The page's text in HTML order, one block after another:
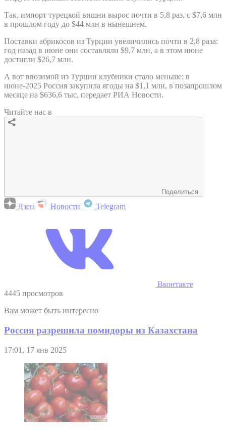
Так, импорт турецкой вишни вырос почти в 5,8 раз, с $7,6 млн
в прошлом году до $44 млн в нынешнем.
Поставки абрикосов из Турции увеличились почти в 2,8 раза:
год назад в июне они составляли $9,7 млн, а в этом июне
достигли $26,7 млн.
А вот ввозимой из Турции клубники стало меньше: в
июне-2025 Россия закупила ягоды на $1,1 млн, в позапрошлом
месяце на $636,6 тыс, передает РИА Новости.
Читайте нас в
Поделиться
Дзен Новости Telegram
Вконтакте
4445 просмотров
Вам может быть интересно
Россия разрешила помидоры из Казахстана
17:01, 17 янв 2025